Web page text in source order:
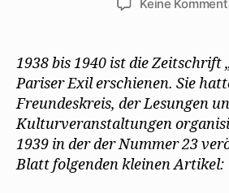
Keine
1938 bis 1940 ist die Zeitschrift
Pariser Exil erschienen. Sie
Freundeskreis, der Lesungen
Kulturveranstaltungen
1939 in der der Nummer 23
Blatt folgenden kleinen Artikel: